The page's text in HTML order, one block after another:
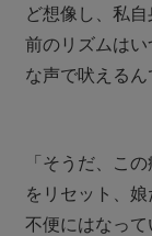
ど想像し、私
前のリズムは
な声で吠えるん
「そうだ、こ
をリセット、
不便にはなっ